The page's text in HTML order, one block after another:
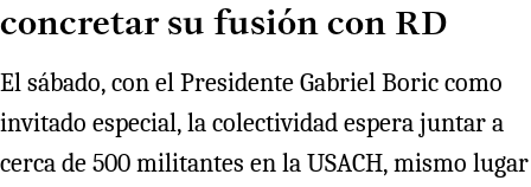
concretar su fusión con RD
El sábado, con el Presidente Gabriel Boric como
invitado especial, la colectividad espera juntar a
cerca de 500 militantes en la USACH, mismo lugar